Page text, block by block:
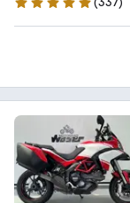
4.9 Sterne